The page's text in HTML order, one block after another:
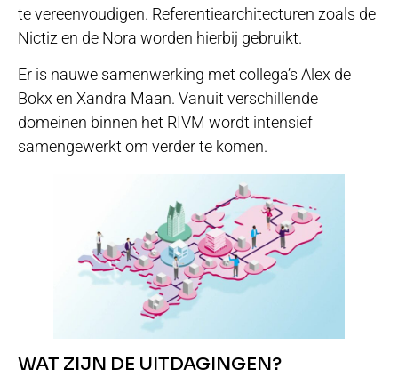
te vereenvoudigen. Referentiearchitecturen zoals de
Nictiz en de Nora worden hierbij gebruikt.
Er is nauwe samenwerking met collega’s Alex de
Bokx en Xandra Maan. Vanuit verschillende
domeinen binnen het RIVM wordt intensief
samengewerkt om verder te komen.
WAT ZIJN DE UITDAGINGEN?